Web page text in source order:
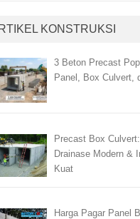
KONSTRUKSI
3 Beton Precast
Panel, Box Culvert,
Precast Box
Drainase Modern &
Kuat
Harga Pagar Panel